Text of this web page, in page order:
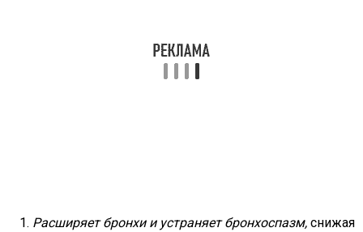
Расширяет бронхи и устраняет бронхоспазм, снижая